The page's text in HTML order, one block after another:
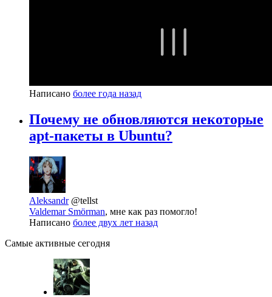
Написано более года назад
Почему не обновляются некоторые
apt-пакеты в Ubuntu?
Aleksandr @tellst
Valdemar Smörman, мне как раз помогло!
Написано более двух лет назад
Самые активные сегодня